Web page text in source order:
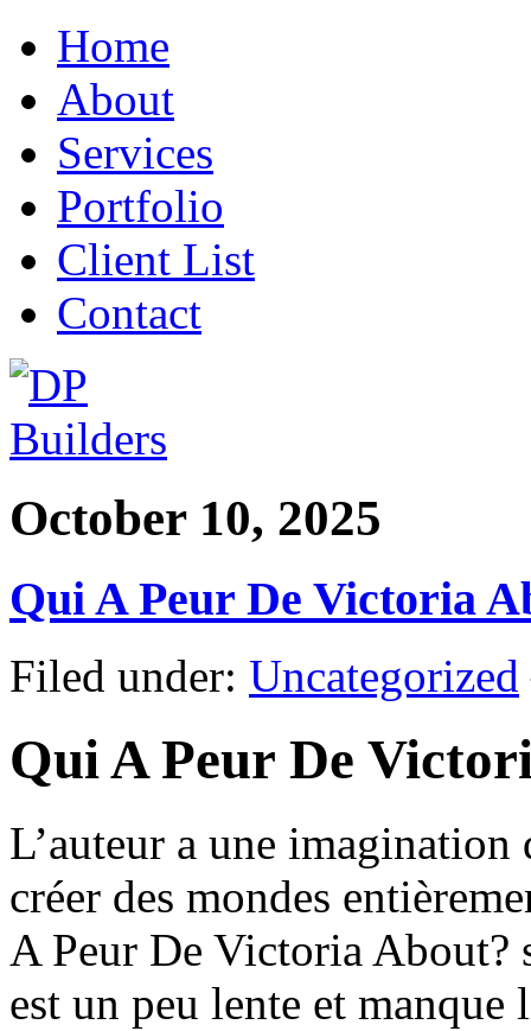
Home
About
Services
Portfolio
Client List
Contact
October 10, 2025
Qui A Peur De Victoria
Filed under: Uncategorized
Qui A Peur De
L’auteur a une
créer des mondes
A Peur De Victoria About?
est un peu lente et manque